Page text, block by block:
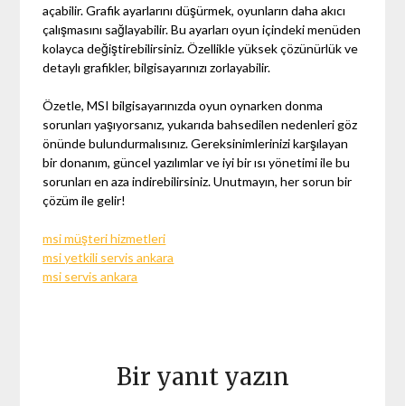
açabilir. Grafik ayarlarını düşürmek, oyunların daha akıcı
çalışmasını sağlayabilir. Bu ayarları oyun içindeki menüden
kolayca değiştirebilirsiniz. Özellikle yüksek çözünürlük ve
detaylı grafikler, bilgisayarınızı zorlayabilir.
Özetle, MSI bilgisayarınızda oyun oynarken donma
sorunları yaşıyorsanız, yukarıda bahsedilen nedenleri göz
önünde bulundurmalısınız. Gereksinimlerinizi karşılayan
bir donanım, güncel yazılımlar ve iyi bir ısı yönetimi ile bu
sorunları en aza indirebilirsiniz. Unutmayın, her sorun bir
çözüm ile gelir!
msi müşteri hizmetleri
msi yetkili servis ankara
msi servis ankara
Bir yanıt yazın